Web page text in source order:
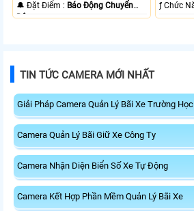
️🔔 Đặt Điểm : Báo Động Chuyển
Động.
TIN TỨC CAMERA MỚI NHẤT
Giải Pháp Camera Quản Lý Bãi Xe Trường Học
Camera Quản Lý Bãi Giữ Xe Công Ty
Camera Nhận Diện Biển Số Xe Tự Động
Camera Kết Hợp Phần Mềm Quản Lý Bãi Xe